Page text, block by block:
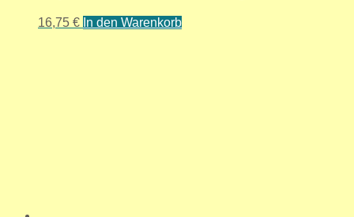
16,75 € In den Warenkorb